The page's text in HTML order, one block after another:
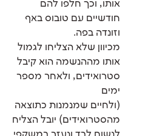
אותו, וכך חלפו להם
חודשיים עם טובוס באף
וזונדה בפה.
מכיוון שלא הצליחו לגמול
אותו מההנשמה הוא קיבל
סטרואידים, ולאחר מספר
ימים
(ולחיים שמנמנות כתוצאה
מהסטרואידים) יובל הצליח